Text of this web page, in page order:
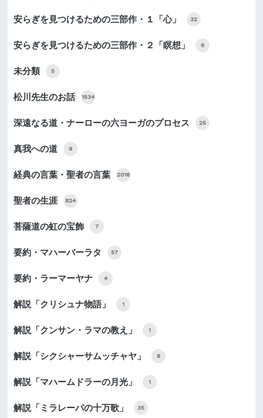
安らぎを見つけるための三部作・１「心」 32
安らぎを見つけるための三部作・２「瞑想」 6
未分類 5
松川先生のお話 1534
深遠なる道・ナーローの六ヨーガのプロセス 25
真我への道 9
経典の言葉・聖者の言葉 2016
聖者の生涯 824
菩薩道の虹の宝飾 7
要約・マハーバーラタ 57
要約・ラーマーヤナ 4
解説「クリシュナ物語」 1
解説「クンサン・ラマの教え」 1
解説「シクシャーサムッチャヤ」 8
解説「マハームドラーの月光」 1
解説「ミラレーパの十万歌」 35